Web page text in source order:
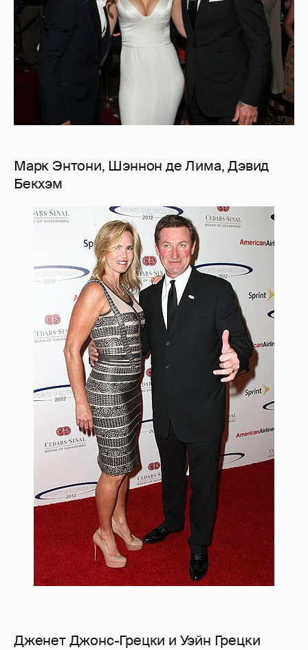
Марк Энтони, Шэннон де Лима, Дэвид
Бекхэм
Дженет Джонс-Грецки и Уэйн Грецки